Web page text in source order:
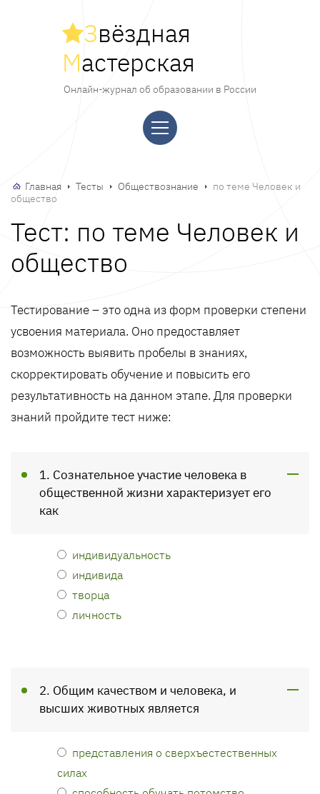
Звёздная
Мастерская
Онлайн-журнал об образовании в России
Главная Тесты Обществознание
по теме Человек и
общество
Тест: по теме Человек и
общество
Тестирование – это одна из форм проверки степени
усвоения материала. Оно предоставляет
возможность выявить пробелы в знаниях,
скорректировать обучение и повысить его
результативность на данном этапе. Для проверки
знаний пройдите тест ниже:
1. Сознательное участие человека в
общественной жизни характеризует его
как
индивидуальность
индивида
творца
личность
2. Общим качеством и человека, и
высших животных является
представления о сверхъестественных
силах